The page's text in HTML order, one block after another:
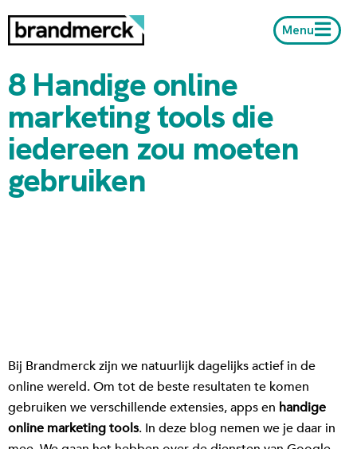
Menu
8 Handige online
marketing tools die
iedereen zou moeten
gebruiken
Bij Brandmerck zijn we natuurlijk dagelijks actief in de
online wereld. Om tot de beste resultaten te komen
gebruiken we verschillende extensies, apps en handige
online marketing tools. In deze blog nemen we je daar in